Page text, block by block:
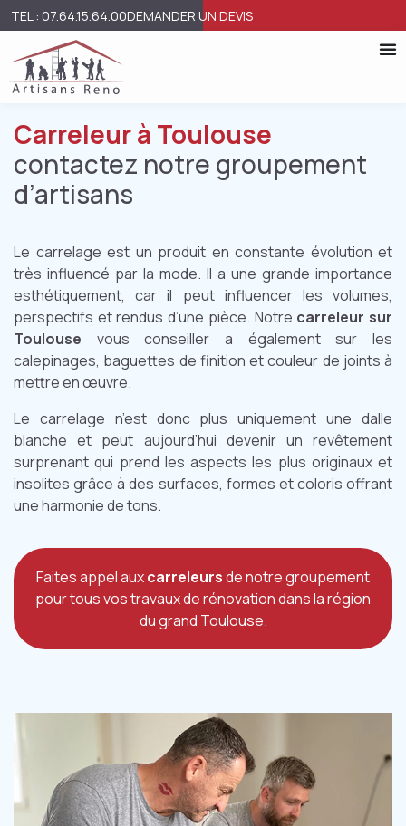
TEL : 07.64.15.64.00DEMANDER UN DEVIS
Carreleur à Toulouse
contactez notre groupement
d’artisans
Le carrelage est un produit en constante évolution et
très influencé par la mode. Il a une grande importance
esthétiquement, car il peut influencer les volumes,
perspectifs et rendus d’une pièce. Notre carreleur sur
Toulouse vous conseiller a également sur les
calepinages, baguettes de finition et couleur de joints à
mettre en œuvre.
Le carrelage n’est donc plus uniquement une dalle
blanche et peut aujourd’hui devenir un revêtement
surprenant qui prend les aspects les plus originaux et
insolites grâce à des surfaces, formes et coloris offrant
une harmonie de tons.
Faites appel auxcarreleursde notre groupement
pour tous vos travaux de rénovation dans la région
du grand Toulouse.